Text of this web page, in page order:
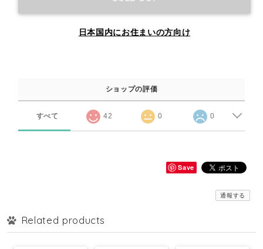
日本国内にお住まいの方向け
ショップの評価
すべて 42 0 0
Save
通報する
Related products